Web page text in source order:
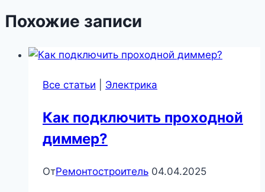
Похожие записи
Все статьи Электрика
Как подключить проходной
диммер?
ОтРемонтостроитель 04.04.2025